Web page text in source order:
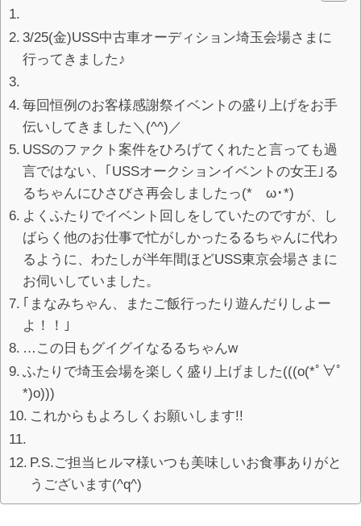
3/25(金)USS中古車オーディション埼玉会場さまに
行ってきました♪
毎回恒例のお客様感謝祭イベントの盛り上げをお手
伝いしてきました＼(^^)／
USSのファクト案件をひろげてくれたと言っても過
言ではない、｢USSオークションイベントの女王｣る
るちゃんにひさびさ再会しましたっ(*ゝω･*)
よくふたりでイベント回しをしていたのですが、し
ばらく他のお仕事で忙がしかったるるちゃんに代わ
るように、わたしが半年間ほどUSS東京会場さまに
お伺いしていました。
｢まなみちゃん、またご飯行ったり遊んだりしよー
よ！！｣
…この日もグイグイなるるちゃんw
ふたりで埼玉会場を楽しく盛り上げました(((o(*ﾟ∀ﾟ
*)o)))
これからもよろしくお願いします!!
P.S.ご担当ヒルマ様いつも美味しいお食事ありがと
うございます(^q^)